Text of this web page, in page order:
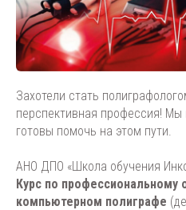
Захотели стать
перспективная профессия!
готовы помочь на этом пути.
АНО ДПО «Школа обучения
Курс по профессиональному
компьютерном полиграфе